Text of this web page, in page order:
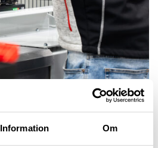
Information Om